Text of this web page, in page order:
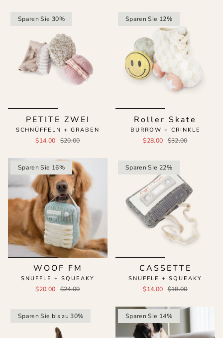
Sparen Sie 30%
PETITE ZWEI
SCHNÜFFELN + GRABEN
$14.00 $20.00
Sparen Sie 12%
Roller Skate
BURROW + CRINKLE
$28.00 $32.00
Sparen Sie 16%
WOOF FM
SNUFFLE + SQUEAKY
$20.00 $24.00
Sparen Sie 22%
CASSETTE
SNUFFLE + SQUEAKY
$14.00 $18.00
Sparen Sie bis zu 30% Sparen Sie 14%